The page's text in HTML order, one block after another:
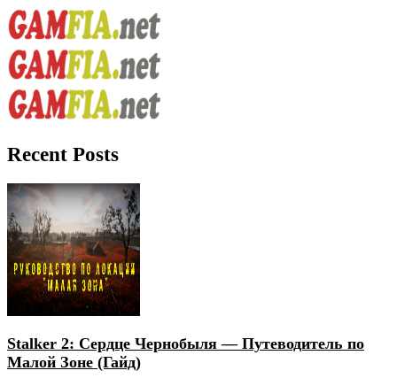
Recent Posts
Stalker 2: Сердце Чернобыля — Путеводитель по
Малой Зоне (Гайд)